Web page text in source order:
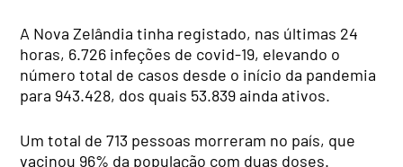
A Nova Zelândia tinha registado, nas últimas 24
horas, 6.726 infeções de covid-19, elevando o
número total de casos desde o início da pandemia
para 943.428, dos quais 53.839 ainda ativos.
Um total de 713 pessoas morreram no país, que
vacinou 96% da população com duas doses.